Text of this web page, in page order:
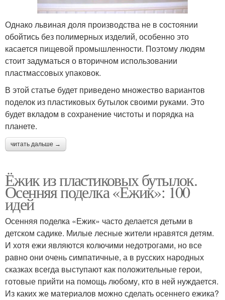
Однако львиная доля производства не в состоянии
обойтись без полимерных изделий, особенно это
касается пищевой промышленности. Поэтому людям
стоит задуматься о вторичном использовании
пластмассовых упаковок.
В этой статье будет приведено множество вариантов
поделок из пластиковых бутылок своими руками. Это
будет вкладом в сохранение чистоты и порядка на
планете.
читать дальше →
Ёжик из пластиковых бутылок.
Осенняя поделка «Ежик»: 100
идей
Осенняя поделка «Ежик» часто делается детьми в
детском садике. Милые лесные жители нравятся детям.
И хотя ежи являются колючими недотрогами, но все
равно они очень симпатичные, а в русских народных
сказках всегда выступают как положительные герои,
готовые прийти на помощь любому, кто в ней нуждается.
Из каких же материалов можно сделать осеннего ежика?